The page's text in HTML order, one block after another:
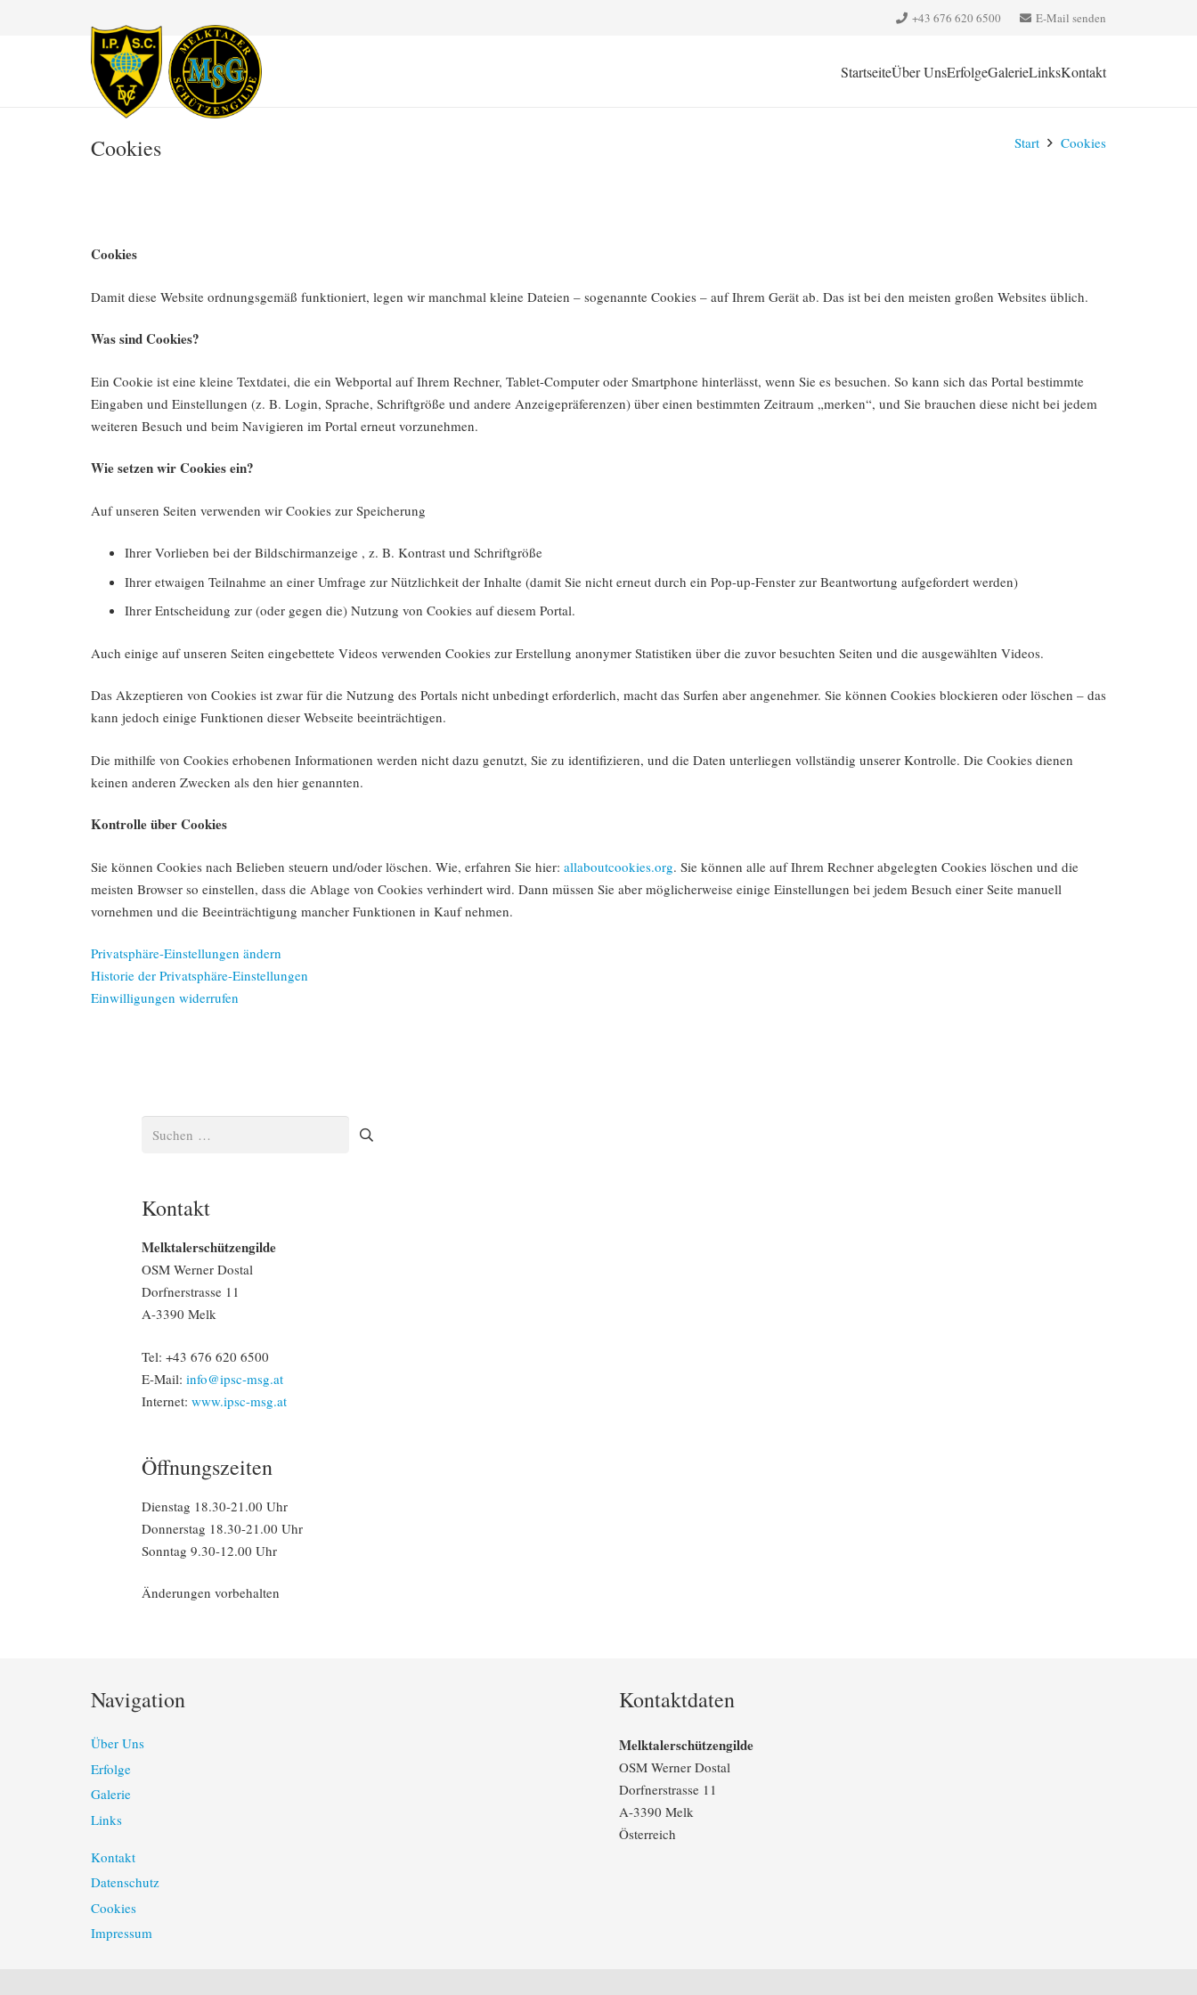
+43 676 620 6500‬ E-Mail senden
StartseiteÜber UnsErfolgeGalerieLinksKontakt
Cookies Start Cookies
Cookies
Damit diese Website ordnungsgemäß funktioniert, legen wir manchmal kleine Dateien – sogenannte Cookies – auf Ihrem Gerät ab. Das ist bei den meisten großen Websites üblich.
Was sind Cookies?
Ein Cookie ist eine kleine Textdatei, die ein Webportal auf Ihrem Rechner, Tablet-Computer oder Smartphone hinterlässt, wenn Sie es besuchen. So kann sich das Portal bestimmte
Eingaben und Einstellungen (z. B. Login, Sprache, Schriftgröße und andere Anzeigepräferenzen) über einen bestimmten Zeitraum „merken“, und Sie brauchen diese nicht bei jedem
weiteren Besuch und beim Navigieren im Portal erneut vorzunehmen.
Wie setzen wir Cookies ein?
Auf unseren Seiten verwenden wir Cookies zur Speicherung
Ihrer Vorlieben bei der Bildschirmanzeige , z. B. Kontrast und Schriftgröße
Ihrer etwaigen Teilnahme an einer Umfrage zur Nützlichkeit der Inhalte (damit Sie nicht erneut durch ein Pop-up-Fenster zur Beantwortung aufgefordert werden)
Ihrer Entscheidung zur (oder gegen die) Nutzung von Cookies auf diesem Portal.
Auch einige auf unseren Seiten eingebettete Videos verwenden Cookies zur Erstellung anonymer Statistiken über die zuvor besuchten Seiten und die ausgewählten Videos.
Das Akzeptieren von Cookies ist zwar für die Nutzung des Portals nicht unbedingt erforderlich, macht das Surfen aber angenehmer. Sie können Cookies blockieren oder löschen – das
kann jedoch einige Funktionen dieser Webseite beeinträchtigen.
Die mithilfe von Cookies erhobenen Informationen werden nicht dazu genutzt, Sie zu identifizieren, und die Daten unterliegen vollständig unserer Kontrolle. Die Cookies dienen
keinen anderen Zwecken als den hier genannten.
Kontrolle über Cookies
Sie können Cookies nach Belieben steuern und/oder löschen. Wie, erfahren Sie hier: allaboutcookies.org. Sie können alle auf Ihrem Rechner abgelegten Cookies löschen und die
meisten Browser so einstellen, dass die Ablage von Cookies verhindert wird. Dann müssen Sie aber möglicherweise einige Einstellungen bei jedem Besuch einer Seite manuell
vornehmen und die Beeinträchtigung mancher Funktionen in Kauf nehmen.
Privatsphäre-Einstellungen ändern
Historie der Privatsphäre-Einstellungen
Einwilligungen widerrufen
Kontakt
Melktalerschützengilde
OSM Werner Dostal
Dorfnerstrasse 11
A-3390 Melk
Tel: +43 676 620 6500‬
E-Mail: info@ipsc-msg.at
Internet: www.ipsc-msg.at
Öffnungszeiten
Dienstag 18.30-21.00 Uhr
Donnerstag 18.30-21.00 Uhr
Sonntag 9.30-12.00 Uhr
Änderungen vorbehalten
Navigation
Über Uns
Erfolge
Galerie
Links
Kontakt
Datenschutz
Cookies
Impressum
Kontaktdaten
Melktalerschützengilde
OSM Werner Dostal
Dorfnerstrasse 11
A-3390 Melk
Österreich